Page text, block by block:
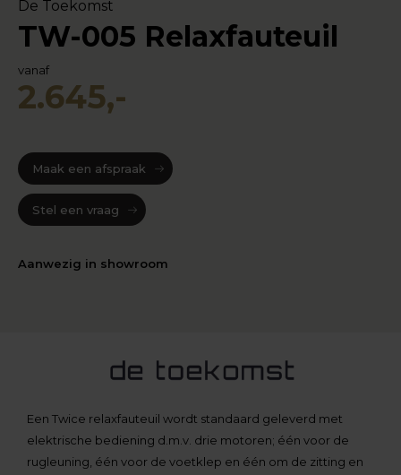
De Toekomst
TW-005 Relaxfauteuil
vanaf
2.645,-
Maak een afspraak
Stel een vraag
Aanwezig in showroom
Een Twice relaxfauteuil wordt standaard geleverd met
elektrische bediening d.m.v. drie motoren; één voor de
rugleuning, één voor de voetklep en één om de zitting en